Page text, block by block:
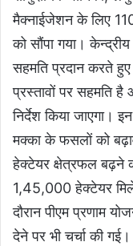
मैक्नाईजेशन के लिए
को सौंपा गया। केन्द्रीय
सहमति प्रदान करते
प्रस्तावों पर सहमति
निर्देश किया जाएगा।
मक्का के फसलों को
हेक्टेयर क्षेत्रफल बढ़ने
1,45,000 हेक्टेयर
दौरान पीएम प्रणाम
देने पर भी चर्चा की गई।